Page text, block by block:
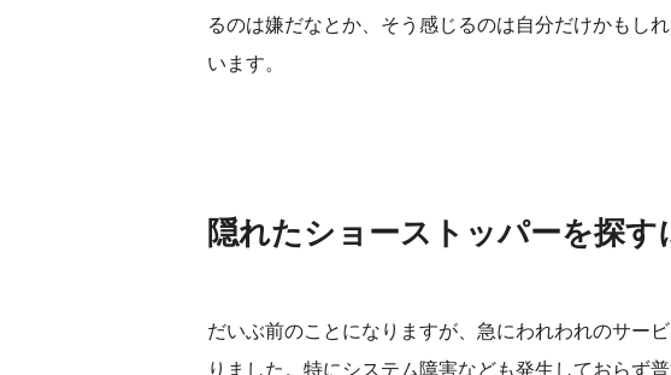
るのは嫌だなとか、そう感じるのは自分だけかもし
います。
隠れたショーストッパーを探す
だいぶ前のことになりますが、急にわれわれのサー
りました。特にシステム障害なども発生しておらず